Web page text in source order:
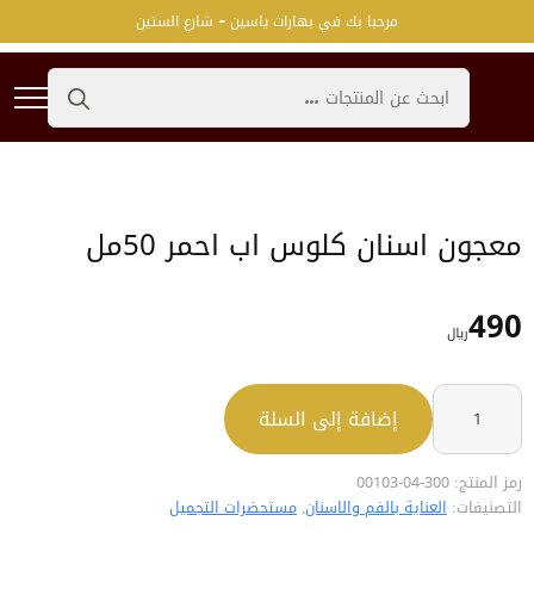
مرحبا بك في بهارات ياسين - شارع الستين
Search
for:
معجون اسنان كلوس اب احمر 50مل
490﷼
كمية
معجون
اب
احمر
50مل
إضافة إلى السلة
رمز المنتج: 300-04-00103
التصنيفات: العناية بالفم والاسنان, مستحضرات التجميل